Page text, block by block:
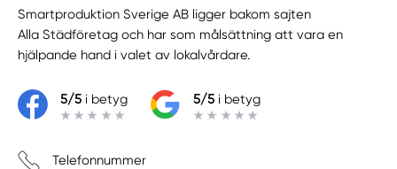
Smartproduktion Sverige AB ligger bakom sajten
Alla Städföretag och har som målsättning att vara en
hjälpande hand i valet av lokalvårdare.
5/5i betyg 5/5i betyg
Telefonnummer